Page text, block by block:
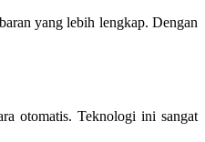
yang lebih lengkap. Dengan
otomatis. Teknologi ini sangat